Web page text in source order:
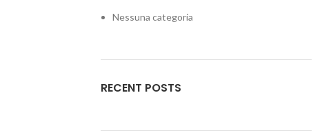
Nessuna categoria
RECENT POSTS